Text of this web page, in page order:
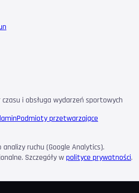
czasu i obsługa wydarzeń sportowych
Podmioty przetwarzające
ruchu (Google Analytics).
Szczegóły wpolityce prywatności.